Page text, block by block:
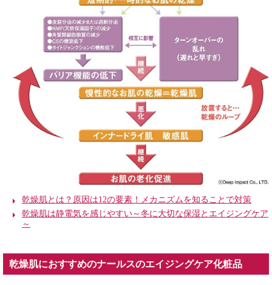
乾燥肌とは？原因は12の要素！メカニズムを知ることで対策
乾燥肌は静電気を感じやすい～冬に大切な保湿とエイジングケア
～
乾燥肌におすすめのナールスのエイジングケア化粧品